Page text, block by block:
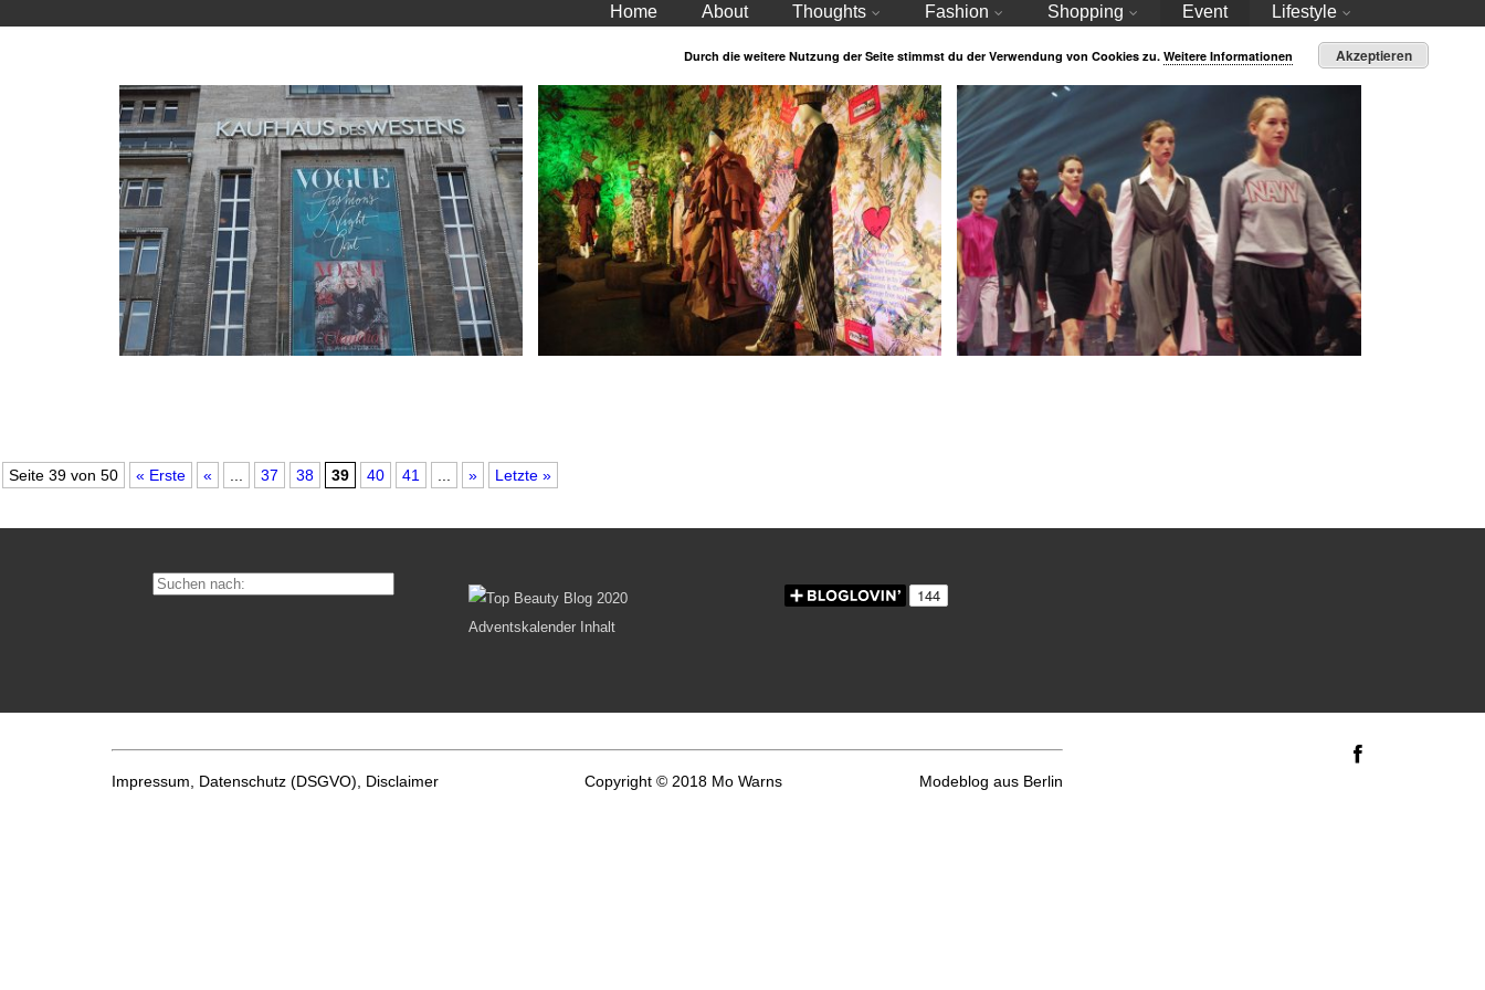
Home About Thoughts Fashion Shopping Event Lifestyle
Vogue Fashion´s Night Out Vivienne Westwood – Präsentation im Kesselhaus
Seite 39 von 50 « Erste « 37 38 39 40 41 » Letzte »
Impressum, Datenschutz (DSGVO), Disclaimer Copyright © 2018 Mo Warns Modeblog aus Berlin
Durch die weitere Nutzung der Seite stimmst du der Verwendung von Cookies zu. Weitere Informationen Akzeptieren